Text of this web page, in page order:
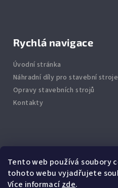
Tento web používá soubory
tohoto webu vyjadřujete
Více informacízde.
Rychlá navigace
Úvodní stránka
Náhradní díly pro stavební stroje
Opravy stavebních strojů
Kontakty
Jak nakupovat